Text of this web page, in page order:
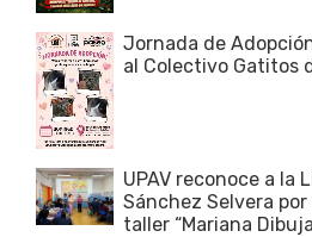
Jornada de
al Colectivo Gatitos
UPAV reconoce a la
Sánchez Selvera
taller “Mariana